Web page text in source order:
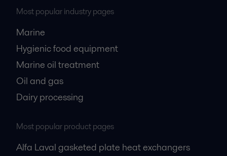
Most popular industry pages
Marine
Hygienic food equipment
Marine oil treatment
Oil and gas
Dairy processing
Most popular product pages
Alfa Laval gasketed plate heat exchangers